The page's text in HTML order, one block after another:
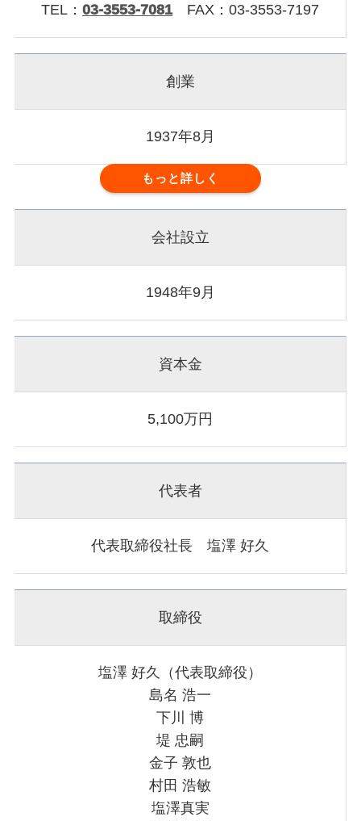
TEL： 03-3553-7081FAX：03-3553-7197
創業
1937年8月
もっと詳しく
会社設立
1948年9月
資本金
5,100万円
代表者
代表取締役社長 塩澤 好久
取締役
塩澤 好久（代表取締役）
島名 浩一
下川 博
堤 忠嗣
金子 敦也
村田 浩敏
塩澤真実